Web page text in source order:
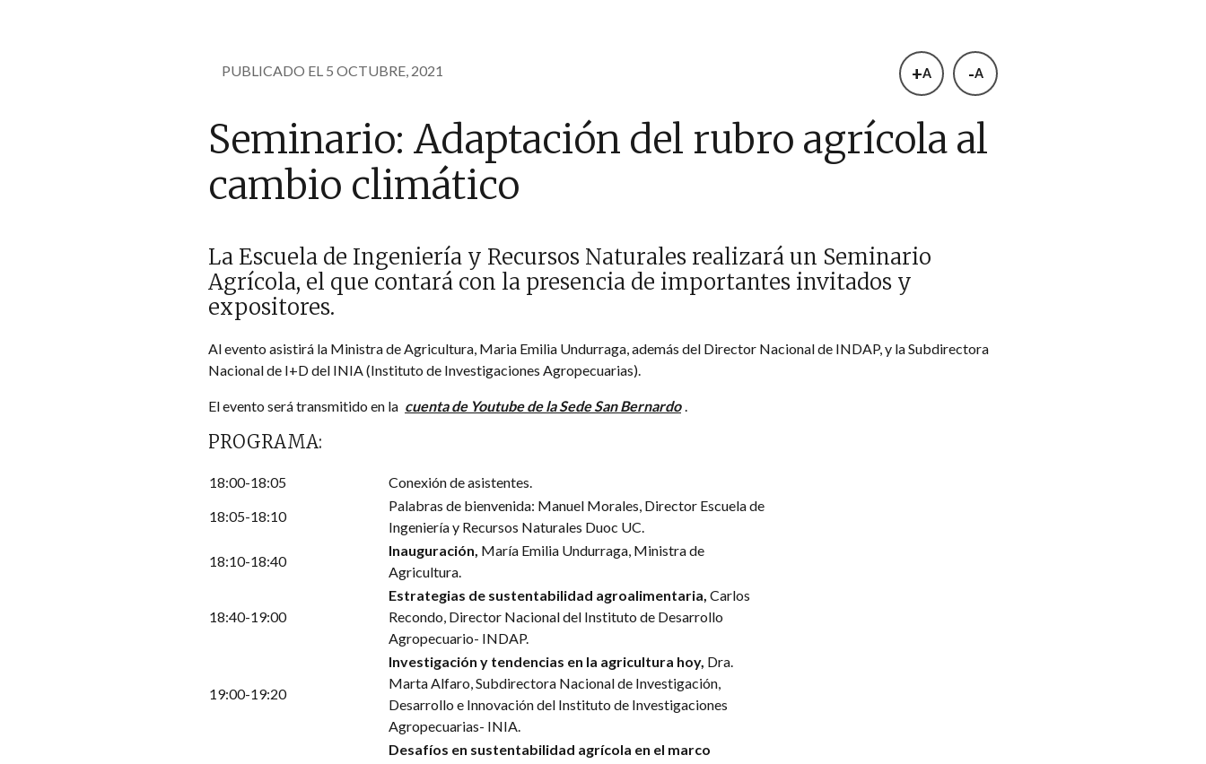
+A -A
PUBLICADO EL 5 OCTUBRE, 2021
Seminario: Adaptación del rubro agrícola al
cambio climático
La Escuela de Ingeniería y Recursos Naturales realizará un Seminario
Agrícola, el que contará con la presencia de importantes invitados y
expositores.
Al evento asistirá la Ministra de Agricultura, Maria Emilia Undurraga, además del Director Nacional de INDAP, y la Subdirectora
Nacional de I+D del INIA (Instituto de Investigaciones Agropecuarias).
El evento será transmitido en la cuenta de Youtube de la Sede San Bernardo .
PROGRAMA:
18:00-18:05
Conexión de asistentes.
18:05-18:10
Palabras de bienvenida: Manuel Morales, Director Escuela de
Ingeniería y Recursos Naturales Duoc UC.
18:10-18:40
Inauguración, María Emilia Undurraga, Ministra de
Agricultura.
18:40-19:00
Estrategias de sustentabilidad agroalimentaria, Carlos
Recondo, Director Nacional del Instituto de Desarrollo
Agropecuario- INDAP.
19:00-19:20
Investigación y tendencias en la agricultura hoy, Dra.
Marta Alfaro, Subdirectora Nacional de Investigación,
Desarrollo e Innovación del Instituto de Investigaciones
Agropecuarias- INIA.
Desafíos en sustentabilidad agrícola en el marco